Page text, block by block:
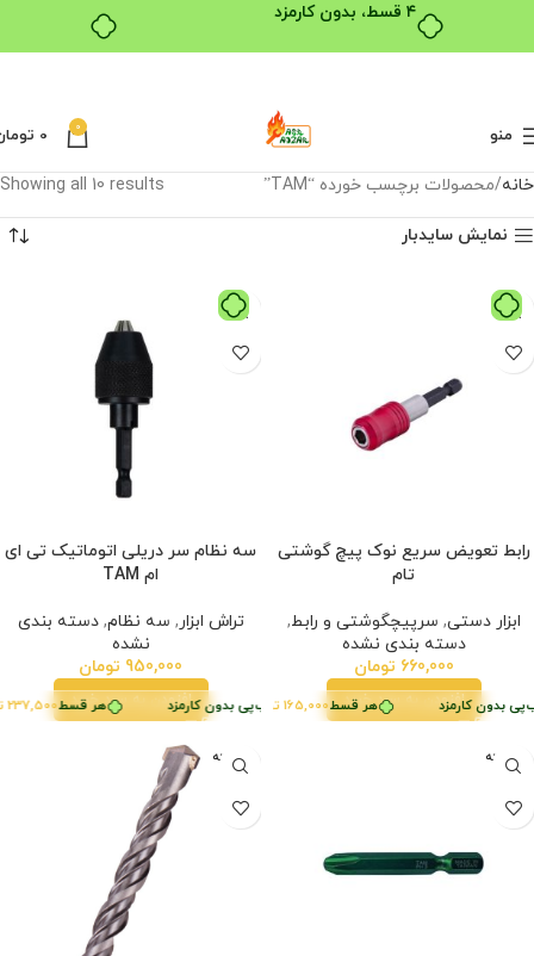
۴ قسط، بدون کارمزد
منو 0
0
خانه محصولات برچسب خورده “TAM” Showing all 10 results
نمایش سایدبار
هر قسط165,000تومان • خرید قسطی با ترب‌پی بدون کارمزد بدون کارمزد
رابط تعویض سریع نوک پیچ گوشتی
تام
ابزار دستی, سرپیچگوشتی و رابط,
دسته بندی نشده
660,000 تومان
افزودن به سبد خرید هر قسط237,500 هر قسط237,500 تومان • خرید قسطی با ترب‌پی بدون کارمزد
سه نظام سر دریلی اتوماتیک تی ای
ام TAM
تراش ابزار, سه نظام,دسته بندی
نشده
950,000 تومان
افزودن به سبد خرید
فروخته
شده
فروخته
شده